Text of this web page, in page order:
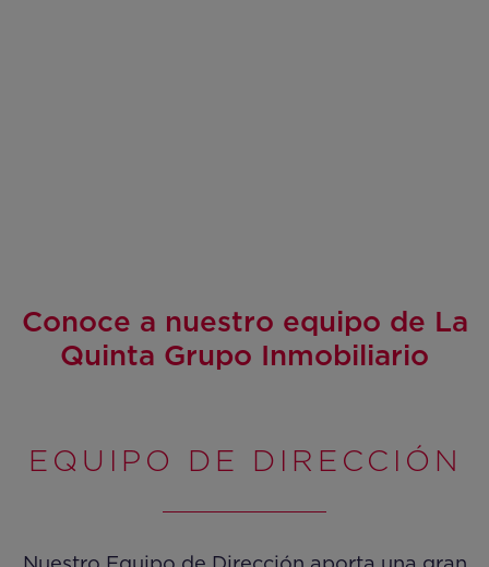
Conoce a nuestro equipo de La
Quinta Grupo Inmobiliario
EQUIPO DE DIRECCIÓN